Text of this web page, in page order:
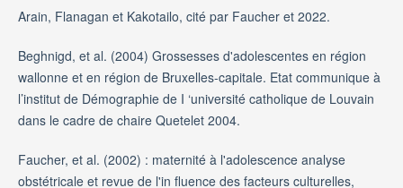
Arain, Flanagan et Kakotailo, cité par Faucher et 2022.
Beghnigd, et al. (2004) Grossesses d'adolescentes en région
wallonne et en région de Bruxelles-capitale. Etat communique à
l’institut de Démographie de I ‘université catholique de Louvain
dans le cadre de chaire Quetelet 2004.
Faucher, et al. (2002) : maternité à l'adolescence analyse
obstétricale et revue de l'in fluence des facteurs culturelles,